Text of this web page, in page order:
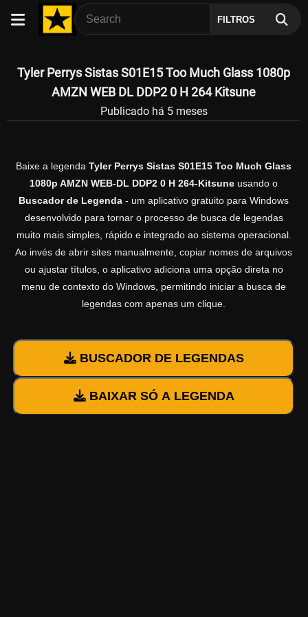
FILTROS
Tyler Perrys Sistas S01E15 Too Much Glass 1080p
AMZN WEB DL DDP2 0 H 264 Kitsune
Publicado há 5 meses
Baixe a legenda Tyler Perrys Sistas S01E15 Too Much Glass
1080p AMZN WEB-DL DDP2 0 H 264-Kitsune usando o
Buscador de Legenda - um aplicativo gratuito para Windows
desenvolvido para tornar o processo de busca de legendas
muito mais simples, rápido e integrado ao sistema operacional.
Ao invés de abrir sites manualmente, copiar nomes de arquivos
ou ajustar títulos, o aplicativo adiciona uma opção direta no
menu de contexto do Windows, permitindo iniciar a busca de
legendas com apenas um clique.
BUSCADOR DE LEGENDAS
BAIXAR SÓ A LEGENDA